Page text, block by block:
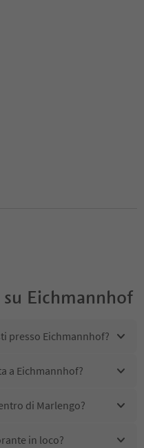
Eichmannhof
presso Eichmannhof?
a Eichmannhof?
di Marlengo?
in loco?